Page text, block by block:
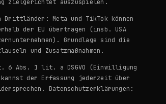
zielgerichtet auszuspielen.
Drittländer: Meta und TikTok können
der EU übertragen (insb. USA
Grundlage sind die
und Zusatzmaßnahmen.
6 Abs. 1 lit. a DSGVO (Einwilligung
der Erfassung jederzeit über
Datenschutzerklärungen: